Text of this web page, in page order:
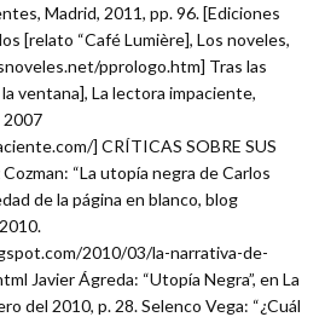
Madrid, 2011, pp. 96. [Ediciones
[relato “Café Lumière], Los noveles,
pprologo.htm] Tras las
ventana], La lectora impaciente,
2007
] CRÍTICAS SOBRE SUS
“La utopía negra de Carlos
de la página en blanco, blog
2010/03/la-narrativa-de-
Javier Ágreda: “Utopía Negra”, en La
del 2010, p. 28. Selenco Vega: “¿Cuál